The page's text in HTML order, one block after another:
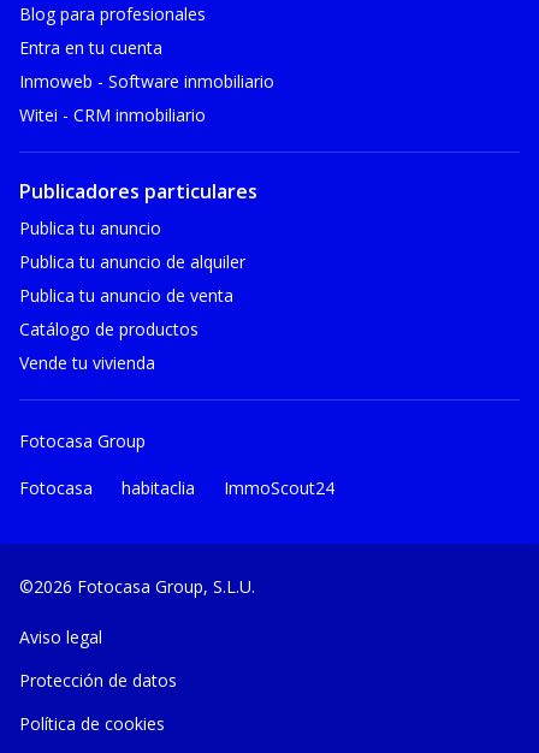
Blog para profesionales
Entra en tu cuenta
Inmoweb - Software inmobiliario
Witei - CRM inmobiliario
Publicadores particulares
Publica tu anuncio
Publica tu anuncio de alquiler
Publica tu anuncio de venta
Catálogo de productos
Vende tu vivienda
Fotocasa Group
Fotocasa habitaclia ImmoScout24
©2026 Fotocasa Group, S.L.U.
Aviso legal
Protección de datos
Política de cookies